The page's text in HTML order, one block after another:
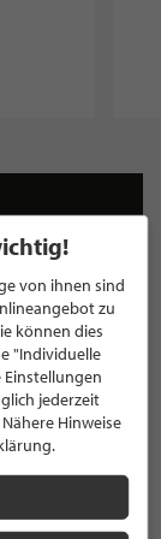
jetzt für
Sie
Sie
Abmeldung
von ihnen sind
zu
können dies
"Individuelle
Einstellungen
jederzeit
Hinweise